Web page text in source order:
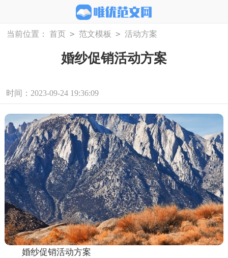
当前位置： 首页 > 范文模板 > 活动方案
婚纱促销活动方案
时间：2023-09-24 19:36:09
婚纱促销活动方案